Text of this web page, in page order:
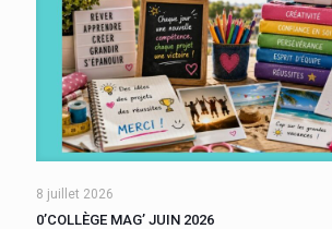
8 juillet 2026
0’COLLÈGE MAG’ JUIN 2026